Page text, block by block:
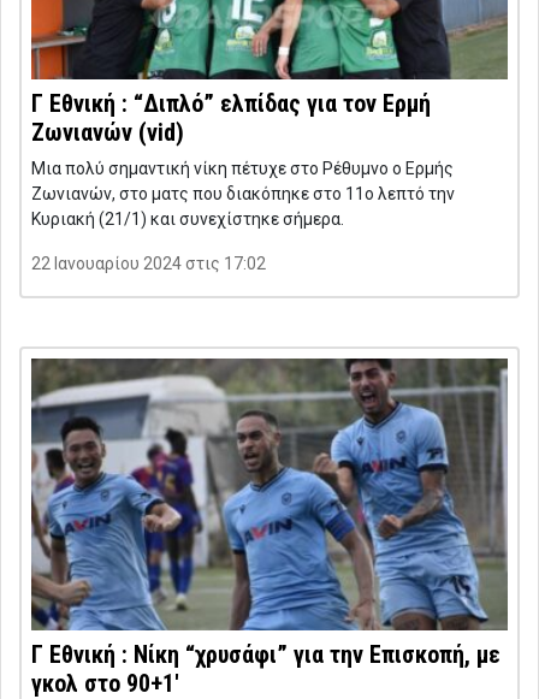
Γ Εθνική : “Διπλό” ελπίδας για τον Ερμή
Ζωνιανών (vid)
Μια πολύ σημαντική νίκη πέτυχε στο Ρέθυμνο ο Ερμής
Ζωνιανών, στο ματς που διακόπηκε στο 11ο λεπτό την
Κυριακή (21/1) και συνεχίστηκε σήμερα.
22 Ιανουαρίου 2024 στις 17:02
Γ Εθνική : Νίκη “χρυσάφι” για την Επισκοπή, με
γκολ στο 90+1′